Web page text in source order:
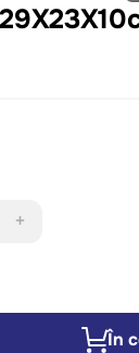
+
În